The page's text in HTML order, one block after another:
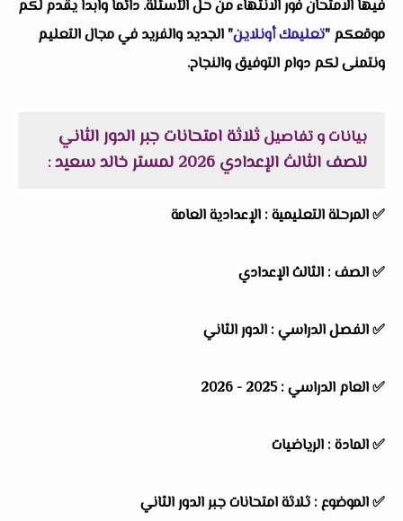
فيها الامتحان فور الانتهاء من حل الأسئلة. دائماً وابداً يقدم لكم
موقعكم "تعليمك أونلاين" الجديد والفريد في مجال التعليم
ونتمنى لكم دوام التوفيق والنجاح.
بيانات و تفاصيلثلاثة امتحانات جبر الدور الثاني
للصف الثالث الإعدادي 2026 لمستر خالد سعيد
:
✅المرحلة التعليمية : الإعدادية العامة
✅الصف : الثالث الإعدادي
✅الفصل الدراسي : الدور الثاني
✅العام الدراسي :2025 - 2026
✅المادة : الرياضيات
✅الموضوع : ثلاثة امتحانات جبر الدور الثاني